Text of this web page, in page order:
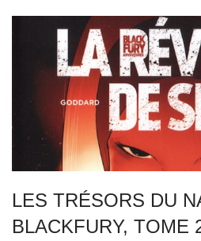
LES TRÉSORS DU
BLACKFURY, TOME